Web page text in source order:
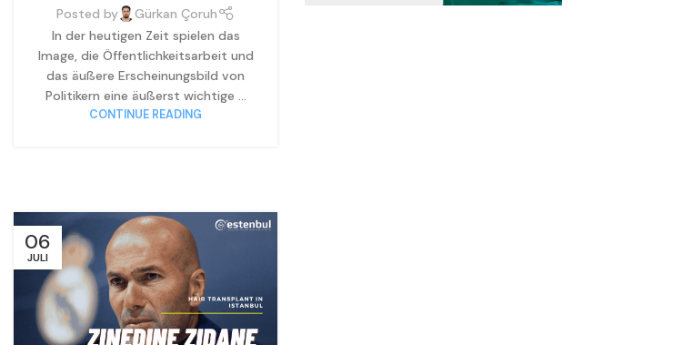
Posted by
Gürkan Çoruh
In der heutigen Zeit spielen das
Image, die Öffentlichkeitsarbeit und
das äußere Erscheinungsbild von
Politikern eine äußerst wichtige ...
CONTINUE READING
06
JULI